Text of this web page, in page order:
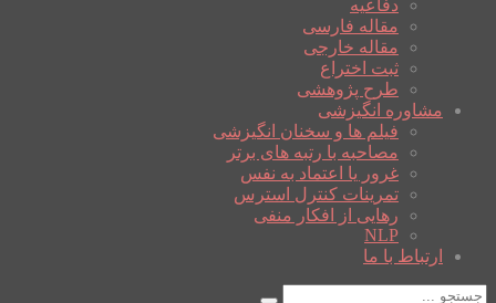
دفاعیه
مقاله فارسی
مقاله خارجی
ثبت اختراع
طرح پژوهشی
مشاوره انگیزشی
فیلم ها و سخنان انگیزشی
مصاحبه با رتبه های برتر
غرور یا اعتماد به نفس
تمرینات کنترل استرس
رهایی از افکار منفی
NLP
ارتباط با ما